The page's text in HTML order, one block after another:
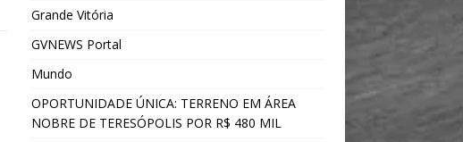
Grande Vitória
GVNEWS Portal
Mundo
OPORTUNIDADE ÚNICA: TERRENO EM ÁREA
NOBRE DE TERESÓPOLIS POR R$ 480 MIL